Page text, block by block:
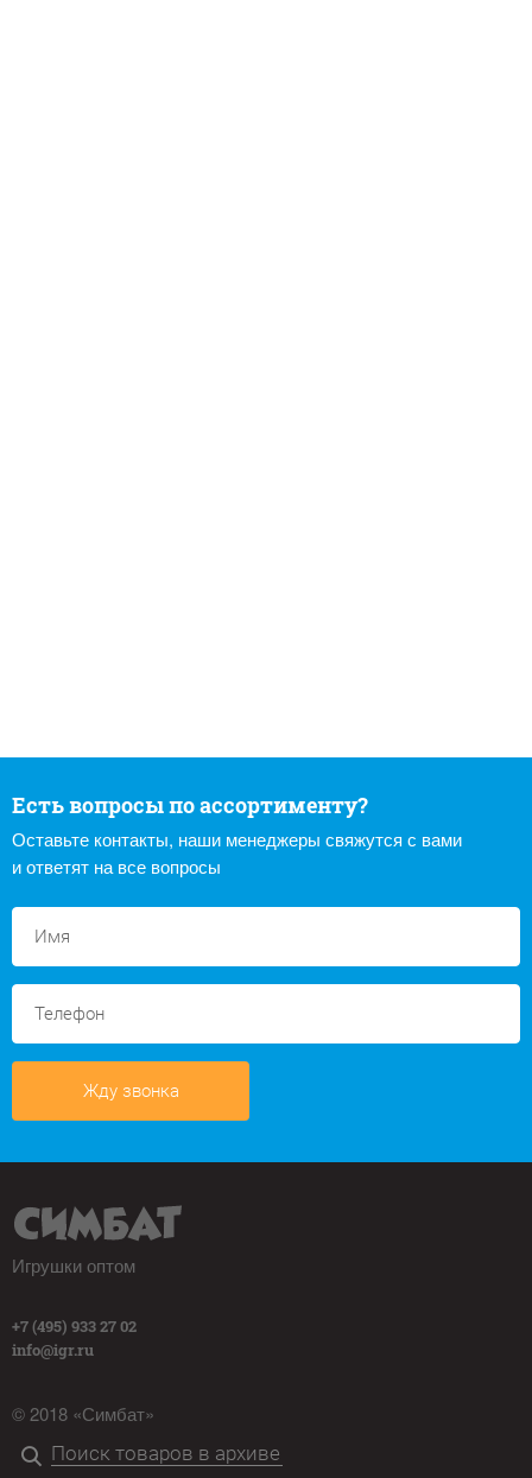
Есть вопросы по ассортименту?
Оставьте контакты, наши менеджеры свяжутся с вами
и ответят на все вопросы
Жду звонка
Игрушки оптом
+7 (495) 933 27 02
info@igr.ru
© 2018 «Симбат»